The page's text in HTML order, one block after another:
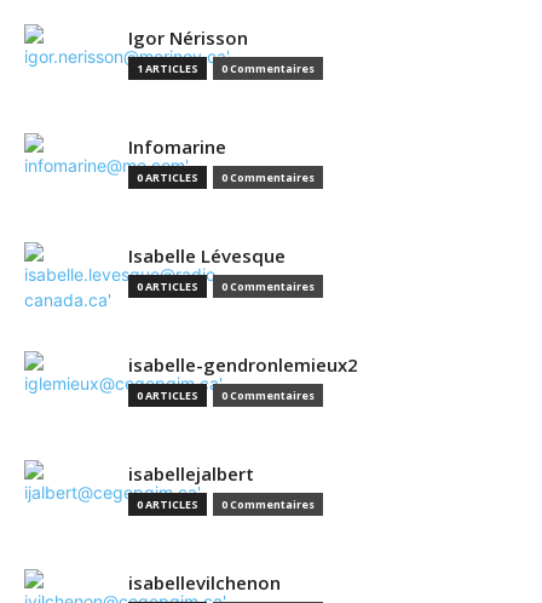
Igor Nérisson
1 ARTICLES 0 Commentaires
Infomarine
0 ARTICLES 0 Commentaires
Isabelle Lévesque
0 ARTICLES 0 Commentaires
isabelle-gendronlemieux2
0 ARTICLES 0 Commentaires
isabellejalbert
0 ARTICLES 0 Commentaires
isabellevilchenon